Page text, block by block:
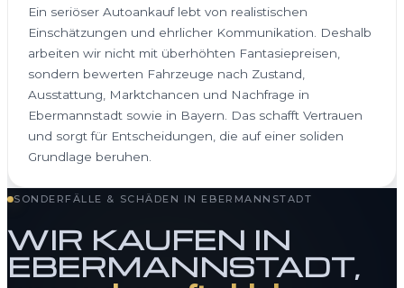
Ein seriöser Autoankauf lebt von realistischen
Einschätzungen und ehrlicher Kommunikation. Deshalb
arbeiten wir nicht mit überhöhten Fantasiepreisen,
sondern bewerten Fahrzeuge nach Zustand,
Ausstattung, Marktchancen und Nachfrage in
Ebermannstadt sowie in Bayern. Das schafft Vertrauen
und sorgt für Entscheidungen, die auf einer soliden
Grundlage beruhen.
SONDERFÄLLE & SCHÄDEN IN EBERMANNSTADT
WIR KAUFEN IN
EBERMANNSTADT,